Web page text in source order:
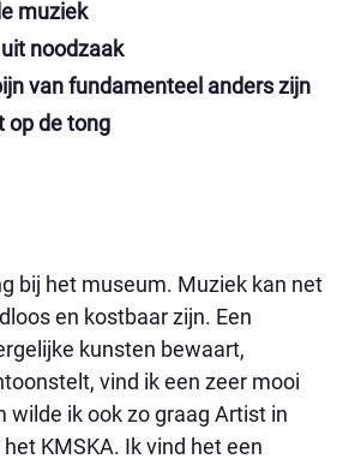
muziek
noodzaak
van fundamenteel anders zijn
op de tong
bij het museum. Muziek kan net
en kostbaar zijn. Een
kunsten bewaart,
vind ik een zeer mooi
wilde ik ook zo graag Artist in
KMSKA. Ik vind het een